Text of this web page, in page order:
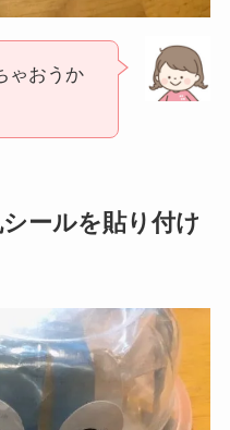
ゃおうか
ールを貼り付け